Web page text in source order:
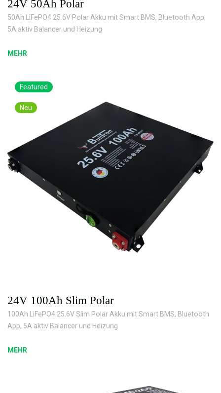
24V 50Ah Polar
50Ah LiFePO4 25.6V Polar Akku mit Smart BMS, Bluetooth App,
5A aktiv Balancer und Heizung
MEHR
Featured
Neu
24V 100Ah Slim Polar
100Ah LiFePO4 25.6V Slim Polar Akku mit Smart BMS, Bluetooth
App, 5A aktiv Balancer und Heizung
MEHR